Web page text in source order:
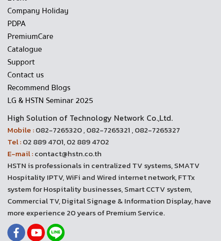
Company Holiday
PDPA
PremiumCare
Catalogue
Support
Contact us
Recommend Blogs
LG & HSTN Seminar 2025
High Solution of Technology Network Co.,Ltd.
Mobile :082-7265320 , 082-7265321 , 082-7265327
Tel :02 889 4701, 02 889 4702
E-mail :contact@hstn.co.th
HSTN is professionals in centralized TV systems, SMATV
Hospitality IPTV, WiFi and Wired internet network, FTTx
system for Hospitality businesses, Smart CCTV system,
Commercial TV, Digital Signage & Information Display, have
more experience 20 years of Premium Service.